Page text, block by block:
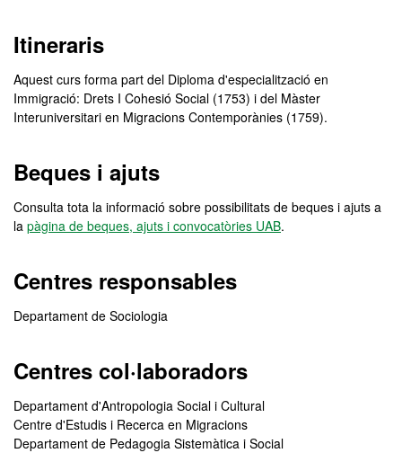
Itineraris
Aquest curs forma part del Diploma d'especialització en
Immigració: Drets I Cohesió Social (1753) i del Màster
Interuniversitari en Migracions Contemporànies (1759).
Beques i ajuts
Consulta tota la informació sobre possibilitats de beques i ajuts a
la pàgina de beques, ajuts i convocatòries UAB.
Centres responsables
Departament de Sociologia
Centres col·laboradors
Departament d'Antropologia Social i Cultural
Centre d'Estudis i Recerca en Migracions
Departament de Pedagogia Sistemàtica i Social